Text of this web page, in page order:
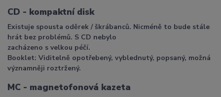
CD - kompaktní disk
Existuje spousta oděrek / škrábanců. Nicméně to bude stále
hrát bez problémů. S CD nebylo
zacházeno s velkou péčí.
Booklet: Viditelně opotřebený, vyblednutý, popsaný, možná
významněji roztržený.
MC - magnetofonová kazeta